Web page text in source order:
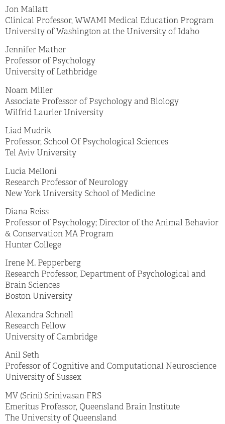
Jon Mallatt
Clinical Professor, WWAMI Medical Education Program
University of Washington at the University of Idaho
Jennifer Mather
Professor of Psychology
University of Lethbridge
Noam Miller
Associate Professor of Psychology and Biology
Wilfrid Laurier University
Liad Mudrik
Professor, School Of Psychological Sciences
Tel Aviv University
Lucia Melloni
Research Professor of Neurology
New York University School of Medicine
Diana Reiss
Professor of Psychology; Director of the Animal Behavior
& Conservation MA Program
Hunter College
Irene M. Pepperberg
Research Professor, Department of Psychological and
Brain Sciences
Boston University
Alexandra Schnell
Research Fellow
University of Cambridge
Anil Seth
Professor of Cognitive and Computational Neuroscience
University of Sussex
MV (Srini) Srinivasan FRS
Emeritus Professor, Queensland Brain Institute
The University of Queensland